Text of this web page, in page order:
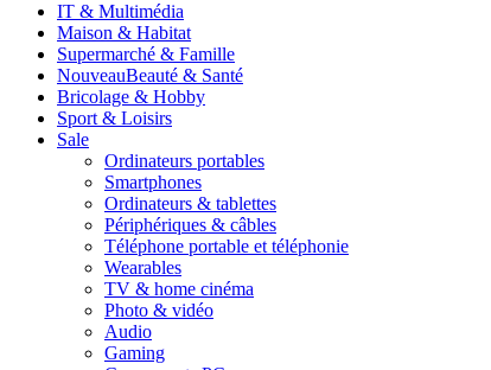
IT & Multimédia
Maison & Habitat
Supermarché & Famille
NouveauBeauté & Santé
Bricolage & Hobby
Sport & Loisirs
Sale
Ordinateurs portables
Smartphones
Ordinateurs & tablettes
Périphériques & câbles
Téléphone portable et téléphonie
Wearables
TV & home cinéma
Photo & vidéo
Audio
Gaming